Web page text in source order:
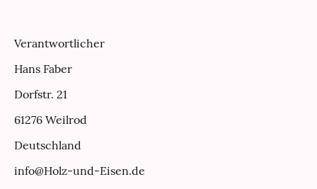
Verantwortlicher
Hans Faber
Dorfstr. 21
61276 Weilrod
Deutschland
info@Holz-und-Eisen.de